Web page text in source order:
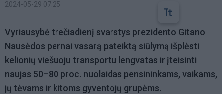
2024-05-29 07:25
Vyriausybė trečiadienį svarstys prezidento Gitano
Nausėdos pernai vasarą pateiktą siūlymą išplėsti
kelionių viešuoju transportu lengvatas ir įteisinti
naujas 50–80 proc. nuolaidas pensininkams, vaikams,
jų tėvams ir kitoms gyventojų grupėms.